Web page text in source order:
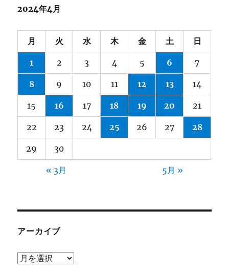
2024年4月
月 火 水 木 金 土 日
1 2 3 4 5 6 7
8 9 10 11 12 13 14
15 16 17 18 19 20 21
22 23 24 25 26 27 28
29 30
« 3月 5月 »
アーカイブ
ア